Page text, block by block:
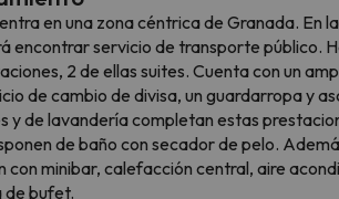
en una zona céntrica de Granada. En
encontrar servicio de transporte público.
2 de ellas suites. Cuenta con un
de cambio de divisa, un guardarropa y
y de lavandería completan estas
de baño con secador de pelo.
minibar, calefacción central, aire
de bufet.